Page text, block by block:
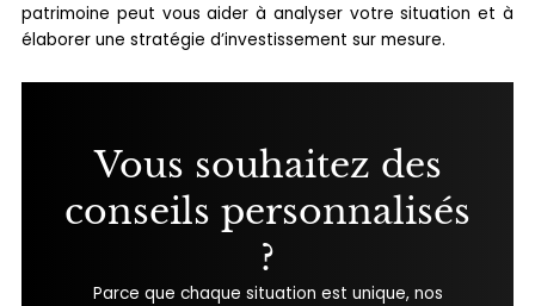
patrimoine peut vous aider à analyser votre situation et à
élaborer une stratégie d’investissement sur mesure.
Vous souhaitez des
conseils personnalisés
?
Parce que chaque situation est unique, nos